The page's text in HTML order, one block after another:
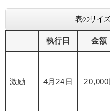
表のサイ
執行日 金額
激励 4月24日 20,000